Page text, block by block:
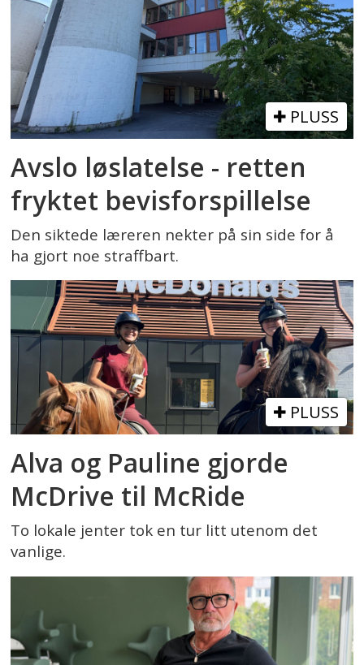
PLUSS
Avslo løslatelse - retten
fryktet bevisforspillelse
Den siktede læreren nekter på sin side for å
ha gjort noe straffbart.
PLUSS
Alva og Pauline gjorde
McDrive til McRide
To lokale jenter tok en tur litt utenom det
vanlige.